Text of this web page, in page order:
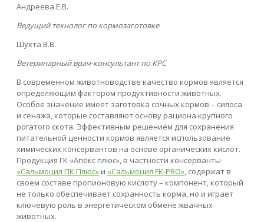
Андреева Е.В.
Ведущий технолог по кормозаготовке
Шухта В.В.
Ветеринарный врач‑консультант по КРС
В современном животноводстве качество кормов является
определяющим фактором продуктивности животных.
Особое значение имеет заготовка сочных кормов – силоса
и сенажа, которые составляют основу рациона крупного
рогатого скота. Эффективным решением для сохранения
питательной ценности кормов является использование
химических консервантов на основе органических кислот.
Продукция ГК «Апекс плюс», в частности консерванты
«Сальмоцил ПК Плюс» и «Сальмоцил FK-PRO» , содержат в
своем составе пропионовую кислоту – компонент, который
не только обеспечивает сохранность корма, но и играет
ключевую роль в энергетическом обмене жвачных
животных.